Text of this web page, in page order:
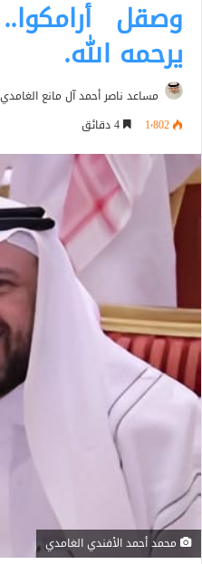
وصقل
يرحمه الله.
مساعد ناصر أحمد آل مانع الغامدي
1٬802
محمد أحمد الأفندي الغامدي